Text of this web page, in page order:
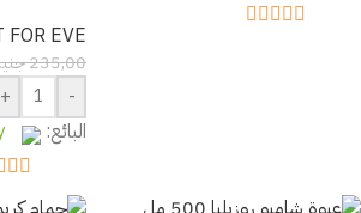
FOR EVE
235,00
-
+
البائع:
5
out of 5